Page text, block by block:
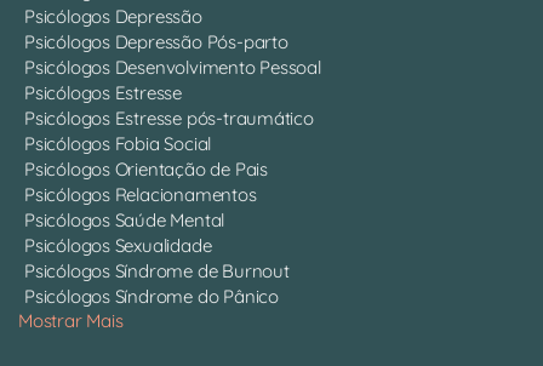
Psicólogos Depressão
Psicólogos Depressão Pós-parto
Psicólogos Desenvolvimento Pessoal
Psicólogos Estresse
Psicólogos Estresse pós-traumático
Psicólogos Fobia Social
Psicólogos Orientação de Pais
Psicólogos Relacionamentos
Psicólogos Saúde Mental
Psicólogos Sexualidade
Psicólogos Síndrome de Burnout
Psicólogos Síndrome do Pânico
Mostrar Mais